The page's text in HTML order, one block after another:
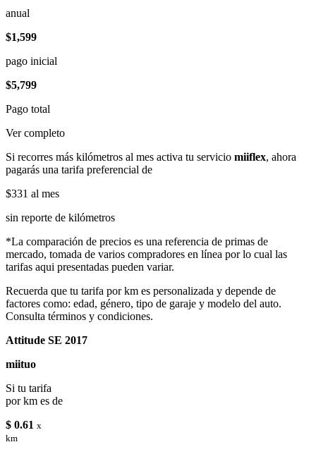
anual
$1,599
pago inicial
$5,799
Pago total
Ver completo
Si recorres más kilómetros al mes activa tu servicio miiflex, ahora
pagarás una tarifa preferencial de
$331 al mes
sin reporte de kilómetros
*La comparación de precios es una referencia de primas de
mercado, tomada de varios compradores en línea por lo cual las
tarifas aqui presentadas pueden variar.
Recuerda que tu tarifa por km es personalizada y depende de
factores como: edad, género, tipo de garaje y modelo del auto.
Consulta términos y condiciones.
Attitude SE 2017
miituo
Si tu tarifa
por km es de
$ 0.61 x
km